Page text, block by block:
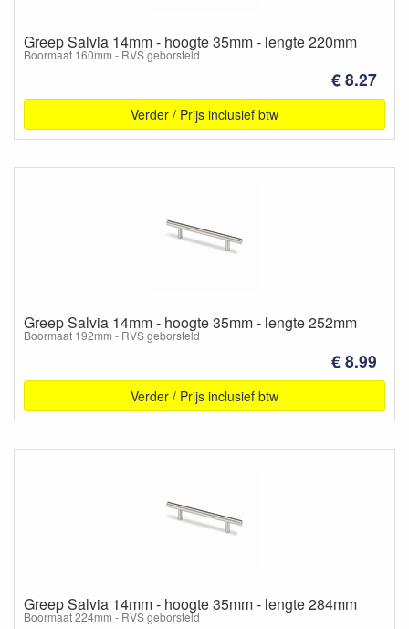
Greep Salvia 14mm - hoogte 35mm - lengte 220mm
Boormaat 160mm - RVS geborsteld
€ 8.27
Verder / Prijs inclusief btw
Greep Salvia 14mm - hoogte 35mm - lengte 252mm
Boormaat 192mm - RVS geborsteld
€ 8.99
Verder / Prijs inclusief btw
Greep Salvia 14mm - hoogte 35mm - lengte 284mm
Boormaat 224mm - RVS geborsteld